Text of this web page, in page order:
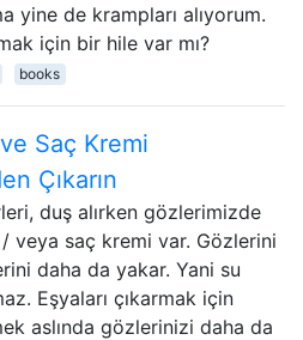
yine de krampları alıyorum.
için bir hile var mı?
books
Saç Kremi
Çıkarın
duş alırken gözlerimizde
veya saç kremi var. Gözlerini
daha da yakar. Yani su
Eşyaları çıkarmak için
aslında gözlerinizi daha da